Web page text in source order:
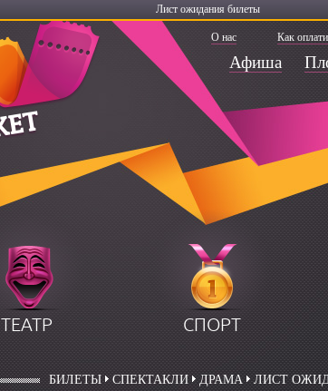
Лист ожидания билеты
О нас Как
Афиша
ТЕАТР СПОРТ
БИЛЕТЫ СПЕКТАКЛИ ДРАМА ЛИСТ